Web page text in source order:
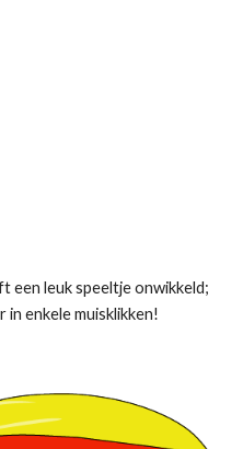
een leuk speeltje onwikkeld;
in enkele muisklikken!